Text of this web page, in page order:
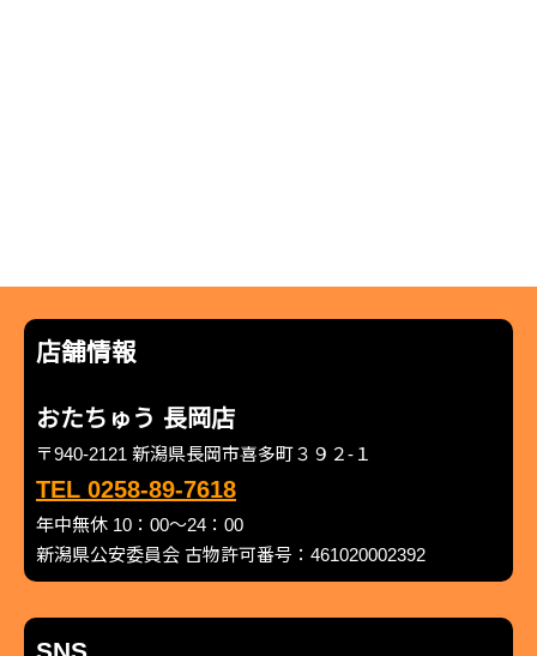
店舗情報
おたちゅう 長岡店
〒940-2121 新潟県長岡市喜多町３９２-１
TEL 0258-89-7618
年中無休 10：00～24：00
新潟県公安委員会 古物許可番号：461020002392